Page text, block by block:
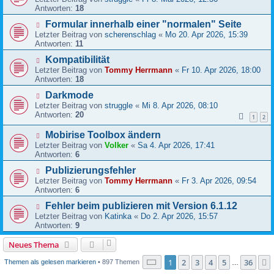
Antworten: 18
Formular innerhalb einer "normalen" Seite
Letzter Beitrag von scherenschlag « Mo 20. Apr 2026, 15:39
Antworten: 11
Kompatibilität
Letzter Beitrag von Tommy Herrmann « Fr 10. Apr 2026, 18:00
Antworten: 18
Darkmode
Letzter Beitrag von struggle « Mi 8. Apr 2026, 08:10
Antworten: 20 1 2
Mobirise Toolbox ändern
Letzter Beitrag von Volker « Sa 4. Apr 2026, 17:41
Antworten: 6
Publizierungsfehler
Letzter Beitrag von Tommy Herrmann « Fr 3. Apr 2026, 09:54
Antworten: 6
Fehler beim publizieren mit Version 6.1.12
Letzter Beitrag von Katinka « Do 2. Apr 2026, 15:57
Antworten: 9
Neues Thema
Themen als gelesen markieren• 897 Themen Seite 1von 36
1 2 3 4 5 36